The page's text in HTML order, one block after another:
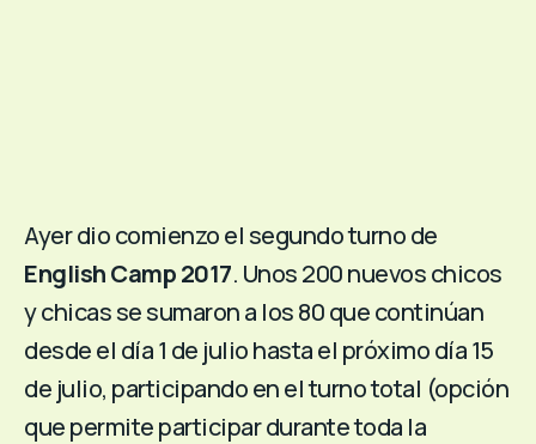
Ayer dio comienzo el segundo turno de
English Camp 2017. Unos 200 nuevos chicos
y chicas se sumaron a los 80 que continúan
desde el día 1 de julio hasta el próximo día 15
de julio, participando en el turno total (opción
que permite participar durante toda la